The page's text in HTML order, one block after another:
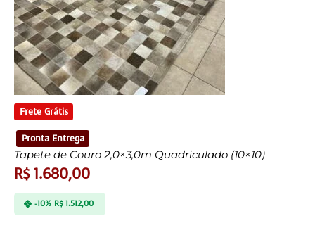
Frete Grátis
Pronta Entrega
Tapete de Couro 2,0×3,0m Quadriculado (10×10)
R$1.680,00
-10% R$1.512,00